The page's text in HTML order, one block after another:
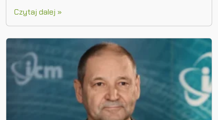
Czytaj dalej »